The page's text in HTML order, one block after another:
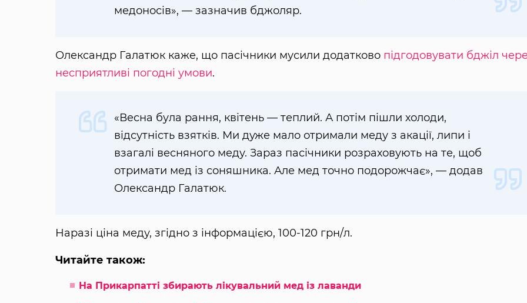
медоносів», — зазначив бджоляр.
Олександр Галатюк каже, що пасічники мусили додатково підгодовувати бджіл
несприятливі погодні умови.
«Весна була рання, квітень — теплий. А потім пішли холоди,
відсутність взятків. Ми дуже мало отримали меду з акації, липи і
взагалі весняного меду. Зараз пасічники розраховують на те, щоб
отримати мед із соняшника. Але мед точно подорожчає», — додав
Олександр Галатюк.
Наразі ціна меду, згідно з інформацією, 100-120 грн/л.
Читайте також:
На Прикарпатті збирають лікувальний мед із лаванди